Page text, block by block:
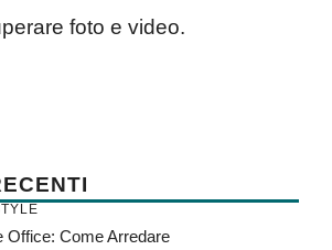
foto e video.
Office: Come Arredare